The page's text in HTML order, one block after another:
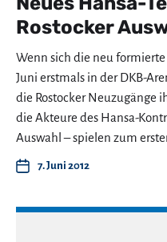
Rostocker
Wenn sich die neu formierte
Juni erstmals in der DKB-
die Rostocker Neuzugänge
die Akteure des Hansa-
Auswahl – spielen zum
7. Juni 2012